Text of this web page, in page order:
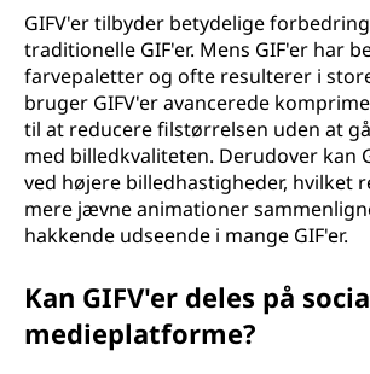
GIFV'er tilbyder betydelige
traditionelle GIF'er. Mens GIF'er har
farvepaletter og ofte resulterer i
bruger GIFV'er avancerede
til at reducere filstørrelsen uden at
med billedkvaliteten. Derudover kan
ved højere billedhastigheder, hvilket
mere jævne animationer
hakkende udseende i mange GIF'er.
Kan GIFV'er deles på
medieplatforme?